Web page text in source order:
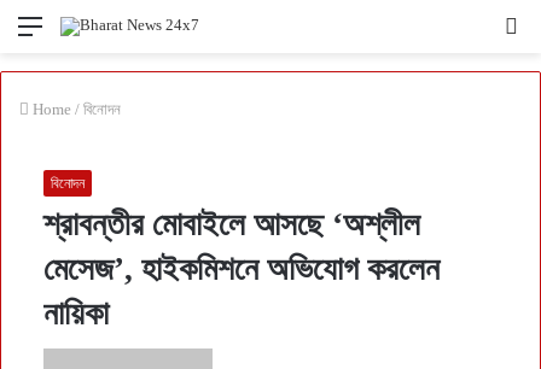
Menu
Home / বিনোদন
বিনোদন
শ্রাবন্তীর মোবাইলে আসছে ‘অশ্লীল
মেসেজ’, হাইকমিশনে অভিযোগ করলেন
নায়িকা